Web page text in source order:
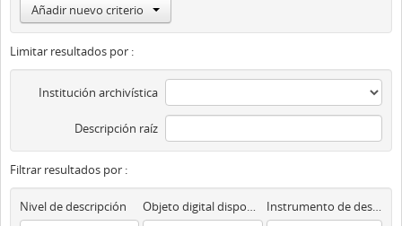
Añadir nuevo criterio
Limitar resultados por :
Institución archivística
Descripción raíz
Filtrar resultados por :
Nivel de descripción Objeto digital disponibles Instrumento de descripción